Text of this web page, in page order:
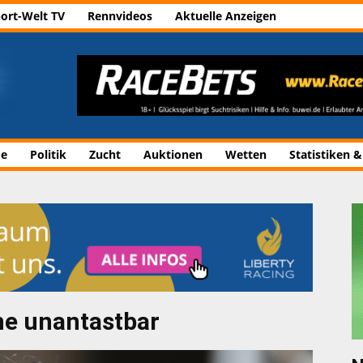
Welt TV Rennvideos Aktuelle Anzeigen
Politik Zucht Auktionen Wetten Statistiken
unantastbar